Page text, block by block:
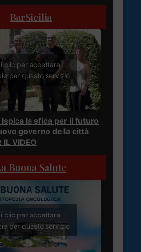
BarSicilia
clic per accettare i
per questo servizio
Ispica la sfida per il futuro
governo della città
IL VIDEO
Buona Salute
clic per accettare i
per questo servizio